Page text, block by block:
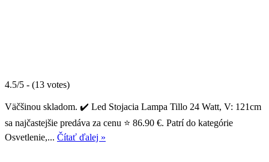
4.5/5 - (13 votes)
Väčšinou skladom. ✔️ Led Stojacia Lampa Tillo 24 Watt, V: 121cm
sa najčastejšie predáva za cenu ⭐ 86.90 €. Patrí do kategórie
Osvetlenie,... Čítať ďalej »